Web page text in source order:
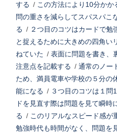
する / この方法により10分かか
問の重さを減らしてスパスパこ
る / ２つ目のコツはカードで勉
と捉えるために大きめの四角い
ねていた / 表面に問題を書き、
注意点を記載する / 通常のノー
ため、満員電車や学校の５分の
能になる / ３つ目のコツは１問
ドを見直す際は問題を見て瞬時
る / このリアルなスピード感が
勉強時代も時間がなく、問題を